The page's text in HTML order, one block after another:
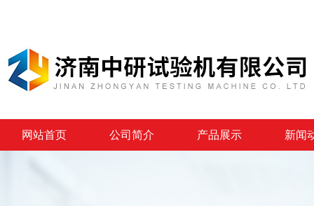
网站首页 公司简介 产品展示 新闻